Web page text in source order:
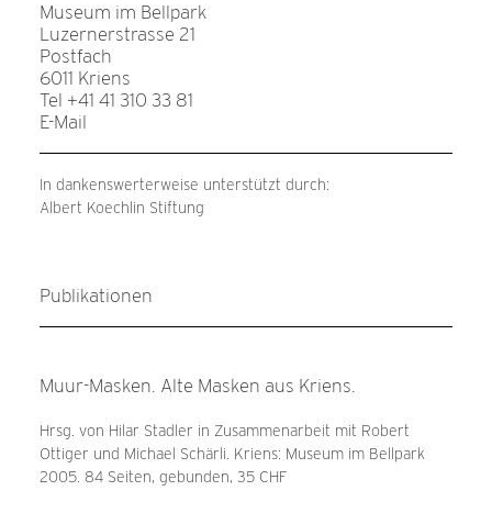
Museum im Bellpark
Luzernerstrasse 21
Postfach
6011 Kriens
Tel +41 41 310 33 81
E-Mail
In dankenswerterweise unterstützt durch:
Albert Koechlin Stiftung
Publikationen
Muur-Masken. Alte Masken aus Kriens.
Hrsg. von Hilar Stadler in Zusammenarbeit mit Robert
Ottiger und Michael Schärli. Kriens: Museum im Bellpark
2005. 84 Seiten, gebunden, 35 CHF